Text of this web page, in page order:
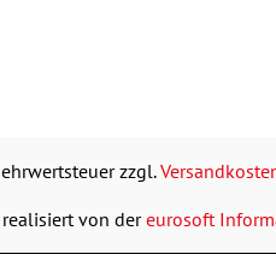
zzgl.
realisiert von dereurosoft